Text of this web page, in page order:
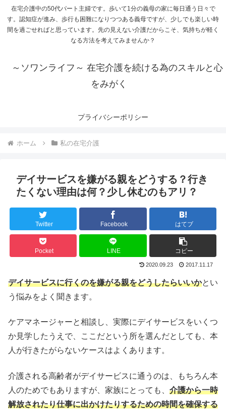
在宅介護中の50代パート主婦です。歩いて1分の義母の家に毎日通う日々で
す。認知症が進み、歩行も困難になりつつある義母ですが、少しでも楽しい時
間を過ごせればと思っています。先の見えない介護だからこそ、気持ちが軽く
なる方法を考えてみませんか？
～ソワンライフ～ 在宅介護を続ける為のスキルと心
をみがく
プライバシーポリシー
ホーム 私の在宅介護
デイサービスを嫌がる親をどうする？行き
たくない理由は何？少し休むのもアリ？
Twitter Facebook はてブ
Pocket LINE コピー
2020.09.23 2017.11.17
デイサービスに行くのを嫌がる親をどうしたらいいかとい
う悩みをよく聞きます。
ケアマネージャーと相談し、実際にデイサービスをいくつ
か見学したうえで、ここだという所を選んだとしても、本
人が行きたがらないケースはよくあります。
介護される高齢者がデイサービスに通うのは、もちろん本
人のためでもありますが、家族にとっても、 介護から一時
解放されたり仕事に出かけたりするための時間を確保する